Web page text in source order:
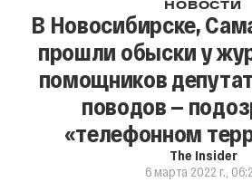
НОВОСТИ
В Новосибирске,
прошли обыски у
помощников
поводов —
«телефонном
The Insider
6 марта 2022 г.,